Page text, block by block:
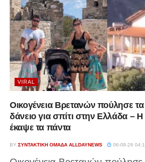
VIRAL
Οικογένεια Βρετανών πούλησε
δάνειο για σπίτι στην Ελλάδα –
έκαψε τα πάντα
BY ΣΥΝΤΑΚΤΙΚΉ ΟΜΆΔΑ ALLDAYNEWS 06-08-26